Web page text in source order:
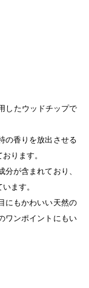
したウッドチップで
の香りを放出させる
ります。
が含まれており、
ます。
にもかわいい天然の
ワンポイントにもい